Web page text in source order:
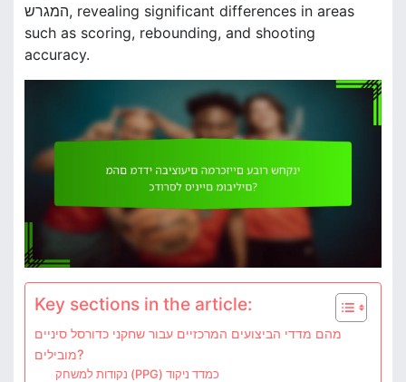
המגרש, revealing significant differences in areas
such as scoring, rebounding, and shooting
accuracy.
Key sections in the article:
מהם מדדי הביצועים המרכזיים עבור שחקני כדורסל סיניים
מובילים?
נקודות למשחק (PPG) כמדד ניקוד